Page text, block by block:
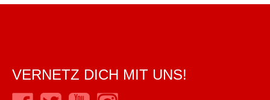
VERNETZ DICH MIT UNS!